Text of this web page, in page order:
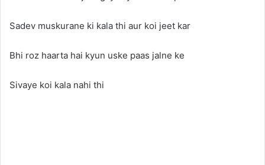
Sadev muskurane ki kala thi aur koi jeet kar
Bhi roz haarta hai kyun uske paas jalne ke
Sivaye koi kala nahi thi